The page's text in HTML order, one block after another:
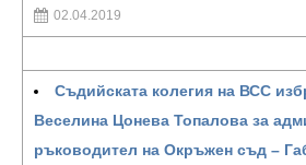
02.04.2019
Съдийската колегия на ВСС
Веселина Цонева Топалова за
ръководител на Окръжен съд –